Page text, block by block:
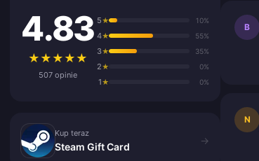
4.83
★ ★ ★ ★ ★
507 opinie
5★ 10%
4★ 55%
3★ 35%
2★ 0%
1★ 0%
Kup teraz
Steam Gift Card
→
B
N